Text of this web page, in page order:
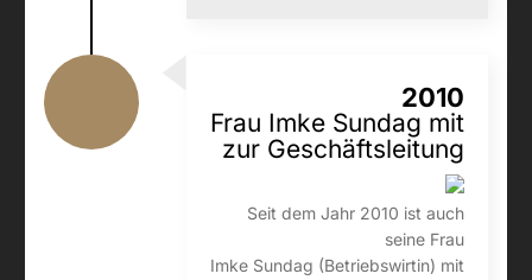
2010
Frau Imke Sundag mit
zur Geschäftsleitung
Seit dem Jahr 2010 ist auch
seine Frau
Imke Sundag (Betriebswirtin) mit